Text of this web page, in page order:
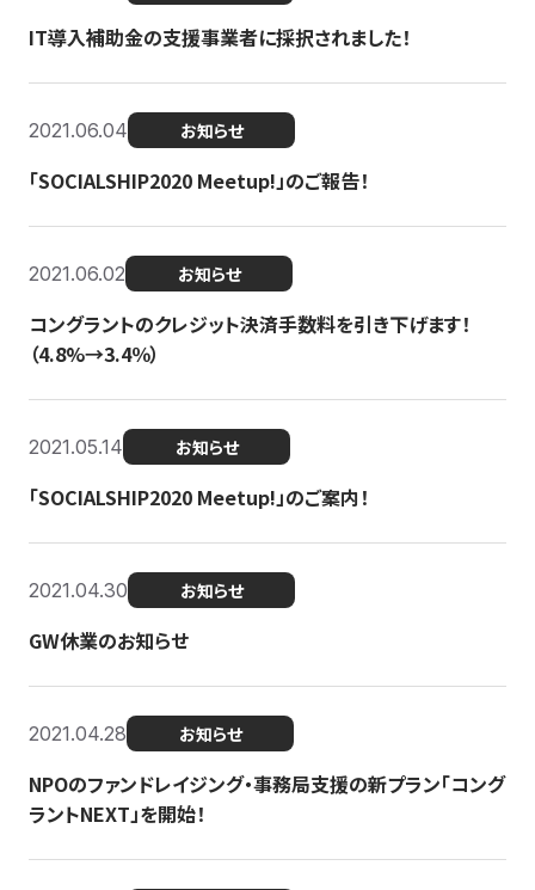
IT導入補助金の支援事業者に採択されました！
2021.06.04 お知らせ
「SOCIALSHIP2020 Meetup!」のご報告！
2021.06.02 お知らせ
コングラントのクレジット決済手数料を引き下げます！
（4.8%→3.4％）
2021.05.14 お知らせ
「SOCIALSHIP2020 Meetup!」のご案内！
2021.04.30 お知らせ
GW休業のお知らせ
2021.04.28 お知らせ
NPOのファンドレイジング・事務局支援の新プラン「コング
ラントNEXT」を開始！